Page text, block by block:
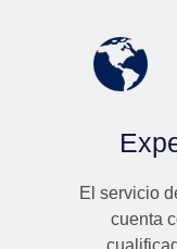
El servicio
cuenta